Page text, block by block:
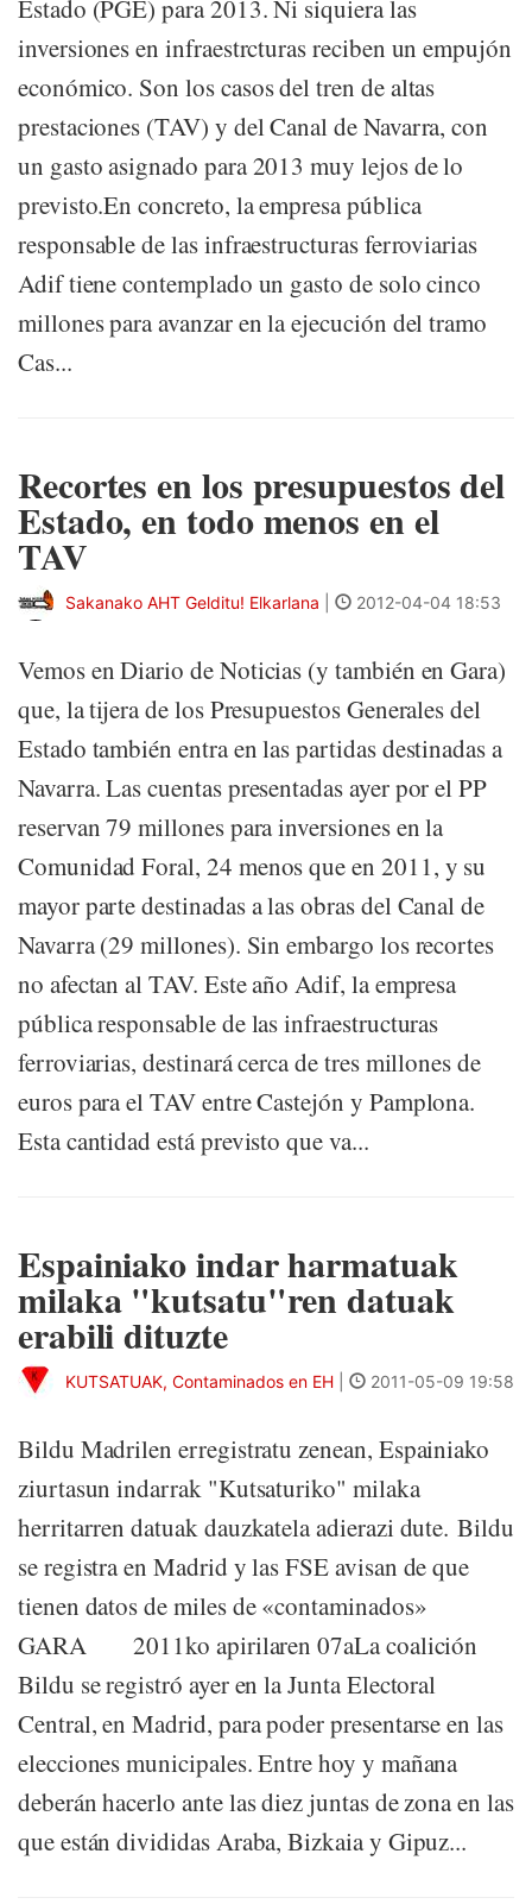
Estado (PGE) para 2013. Ni siquiera las
inversiones en infraestrcturas reciben un empujón
económico. Son los casos del tren de altas
prestaciones (TAV) y del Canal de Navarra, con
un gasto asignado para 2013 muy lejos de lo
previsto.En concreto, la empresa pública
responsable de las infraestructuras ferroviarias
Adif tiene contemplado un gasto de solo cinco
millones para avanzar en la ejecución del tramo
Cas...
Recortes en los presupuestos del
Estado, en todo menos en el
TAV
Sakanako AHT Gelditu! Elkarlana 2012-04-04 18:53
Vemos en Diario de Noticias (y también en Gara)
que, la tijera de los Presupuestos Generales del
Estado también entra en las partidas destinadas a
Navarra. Las cuentas presentadas ayer por el PP
reservan 79 millones para inversiones en la
Comunidad Foral, 24 menos que en 2011, y su
mayor parte destinadas a las obras del Canal de
Navarra (29 millones). Sin embargo los recortes
no afectan al TAV. Este año Adif, la empresa
pública responsable de las infraestructuras
ferroviarias, destinará cerca de tres millones de
euros para el TAV entre Castejón y Pamplona.
Esta cantidad está previsto que va...
Espainiako indar harmatuak
milaka "kutsatu"ren datuak
erabili dituzte
KUTSATUAK, Contaminados en EH 2011-05-09 19:58
Bildu Madrilen erregistratu zenean, Espainiako
ziurtasun indarrak "Kutsaturiko" milaka
herritarren datuak dauzkatela adierazi dute. Bildu
se registra en Madrid y las FSE avisan de que
tienen datos de miles de «contaminados»
GARA 2011ko apirilaren 07aLa coalición
Bildu se registró ayer en la Junta Electoral
Central, en Madrid, para poder presentarse en las
elecciones municipales. Entre hoy y mañana
deberán hacerlo ante las diez juntas de zona en las
que están divididas Araba, Bizkaia y Gipuz...